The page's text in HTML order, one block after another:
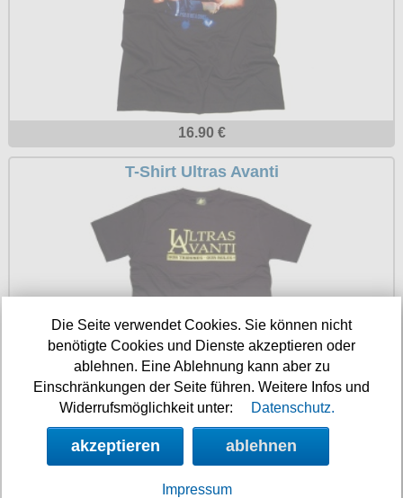
Petticoats
Dobermann
Hot Rod
Nordische Götterwelt
Ostzone
Punkrock
Wikinger
16.90 €
T-Shirt Ultras Avanti
14.90 €
T-Shirt Ultras Life
Die Seite verwendet Cookies. Sie können nicht
benötigte Cookies und Dienste akzeptieren oder
ablehnen. Eine Ablehnung kann aber zu
Einschränkungen der Seite führen. Weitere Infos und
Widerrufsmöglichkeit unter:
Datenschutz.
akzeptieren ablehnen
Impressum